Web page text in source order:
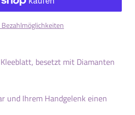
besetzt mit Diamanten
und Ihrem Handgelenk einen